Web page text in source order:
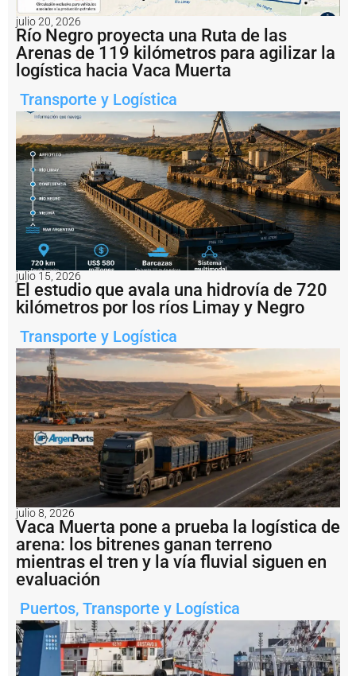
a
h
í
a
B
l
a
c
a
e
l
o
p
e
r
v
o
d
p
u
e
s
t
a
a
fl
o
t
e
d
e
l
o
s
b
u
u
e
s
q
u
julio 20, 2026
Río Negro proyecta una Ruta de las
Arenas de 119 kilómetros para agilizar la
logística hacia Vaca Muerta
Transporte y Logística
julio 15, 2026
El estudio que avala una hidrovía de 720
kilómetros por los ríos Limay y Negro
Transporte y Logística
julio 8, 2026
Vaca Muerta pone a prueba la logística de
arena: los bitrenes ganan terreno
mientras el tren y la vía fluvial siguen en
evaluación
Puertos, Transporte y Logística